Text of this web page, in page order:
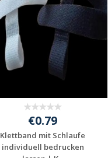
€0.79
Klettband mit Schlaufe
individuell bedrucken
lassen | K...